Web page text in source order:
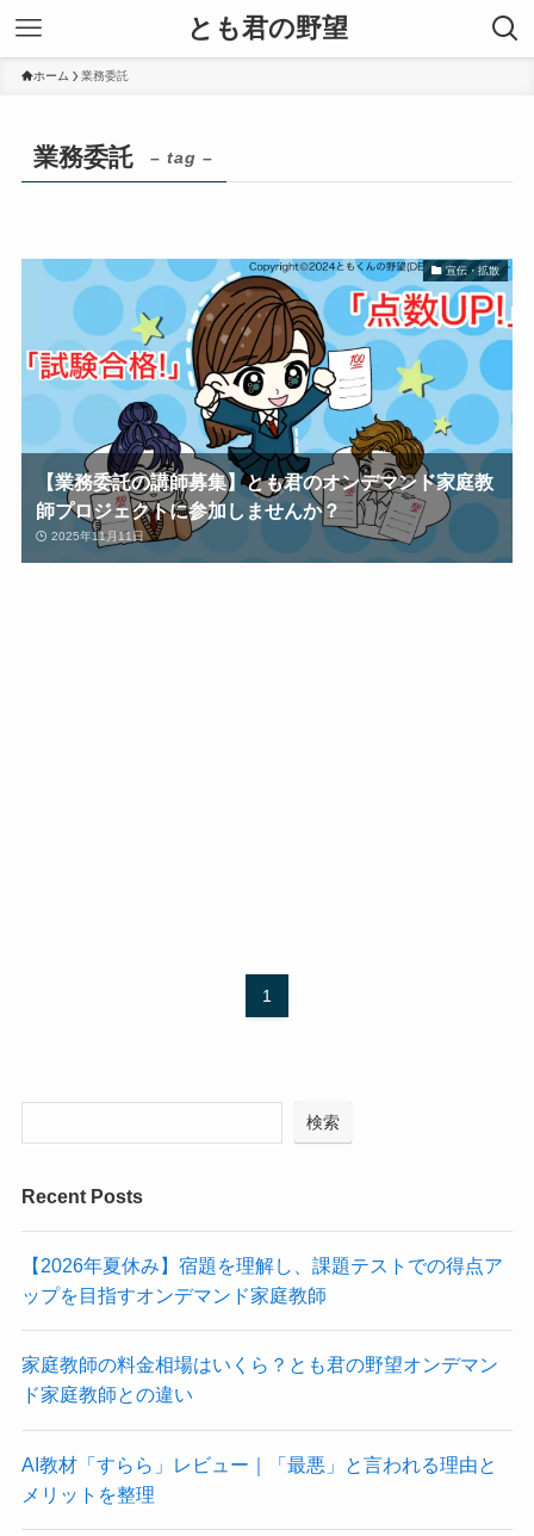
とも君の野望
ホーム 業務委託
業務委託 – tag –
宣伝・拡散
【業務委託の講師募集】とも君のオンデマンド家庭教
師プロジェクトに参加しませんか？
2025年11月11日
1
検索
Recent Posts
【2026年夏休み】宿題を理解し、課題テストでの得点ア
ップを目指すオンデマンド家庭教師
家庭教師の料金相場はいくら？とも君の野望オンデマン
ド家庭教師との違い
AI教材「すらら」レビュー｜「最悪」と言われる理由と
メリットを整理